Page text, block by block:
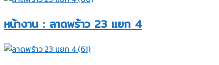
หน้างาน : ลาดพร้าว 23 แยก 4​